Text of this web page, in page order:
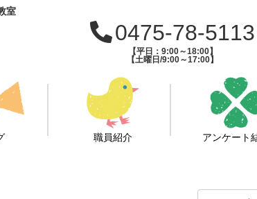
室
0475-78-5113
【平日：9:00～18:00】
【土曜日/9:00～17:00】
職員紹介 アンケート